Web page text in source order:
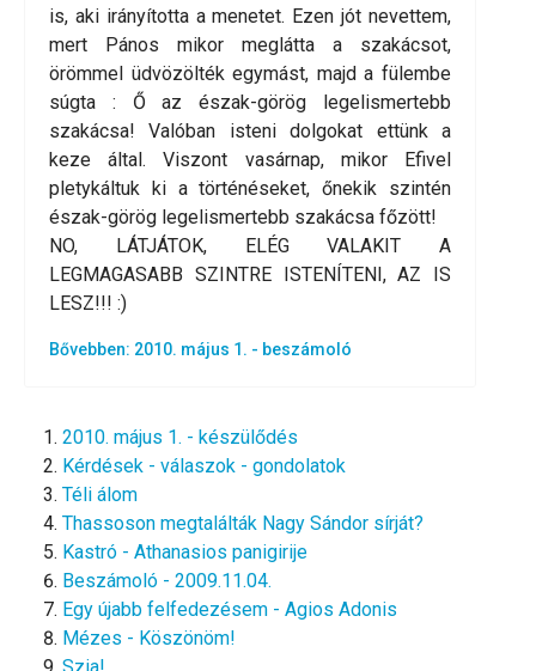
is, aki irányította a menetet. Ezen jót nevettem,
mert Pános mikor meglátta a szakácsot,
örömmel üdvözölték egymást, majd a fülembe
súgta : Ő az észak-görög legelismertebb
szakácsa! Valóban isteni dolgokat ettünk a
keze által. Viszont vasárnap, mikor Efivel
pletykáltuk ki a történéseket, őnekik szintén
észak-görög legelismertebb szakácsa főzött!
NO, LÁTJÁTOK, ELÉG VALAKIT A
LEGMAGASABB SZINTRE ISTENÍTENI, AZ IS
LESZ!!! :)
Bővebben: 2010. május 1. - beszámoló
2010. május 1. - készülődés
Kérdések - válaszok - gondolatok
Téli álom
Thassoson megtalálták Nagy Sándor sírját?
Kastró - Athanasios panigirije
Beszámoló - 2009.11.04.
Egy újabb felfedezésem - Agios Adonis
Mézes - Köszönöm!